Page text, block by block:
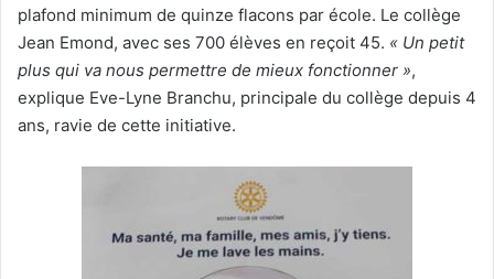
plafond minimum de quinze flacons par école. Le collège
Jean Emond, avec ses 700 élèves en reçoit 45. « Un petit
plus qui va nous permettre de mieux fonctionner »,
explique Eve-Lyne Branchu, principale du collège depuis 4
ans, ravie de cette initiative.